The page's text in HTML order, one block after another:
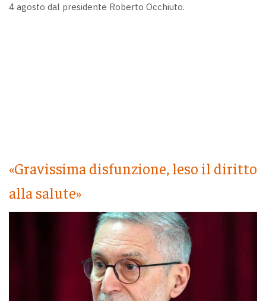
4 agosto dal presidente Roberto Occhiuto.
«Gravissima disfunzione, leso il diritto
alla salute»